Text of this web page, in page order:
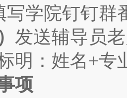
写学院钉钉群
发送辅导员
明：姓名+专
项